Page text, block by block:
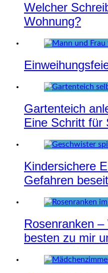
Welcher
Wohnung?
Gartenteich
Eine Schritt für
Kindersichere
Gefahren
Rosenranken
besten zu mir